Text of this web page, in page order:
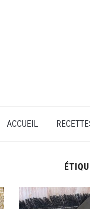
ACCUEIL